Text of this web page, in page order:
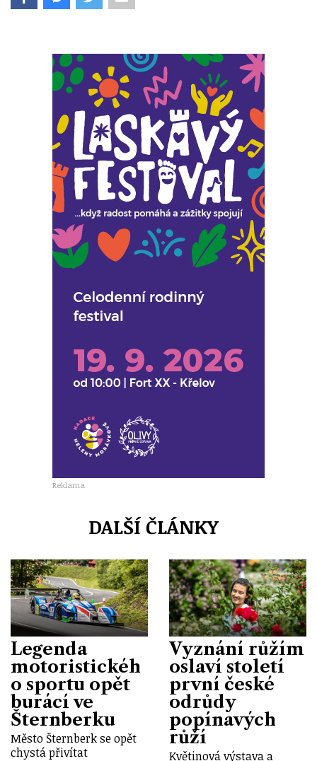
Reklama
DALŠÍ ČLÁNKY
Legenda
motoristickéh
o sportu opět
burácí ve
Šternberku
Město Šternberk se opět
chystá přivítat
Vyznání růžím
oslaví století
první české
odrůdy
popínavých
růží
Květinová výstava a